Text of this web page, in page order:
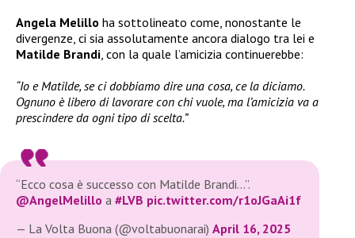
Angela Melillo ha sottolineato come, nonostante le
divergenze, ci sia assolutamente ancora dialogo tra lei e
Matilde Brandi, con la quale l’amicizia continuerebbe:
“Io e Matilde, se ci dobbiamo dire una cosa, ce la diciamo.
Ognuno è libero di lavorare con chi vuole, ma l’amicizia va a
prescindere da ogni tipo di scelta.”
“Ecco cosa è successo con Matilde Brandi…”.
@AngelMelillo a #LVB pic.twitter.com/r1oJGaAi1f
— La Volta Buona (@voltabuonarai) April 16, 2025